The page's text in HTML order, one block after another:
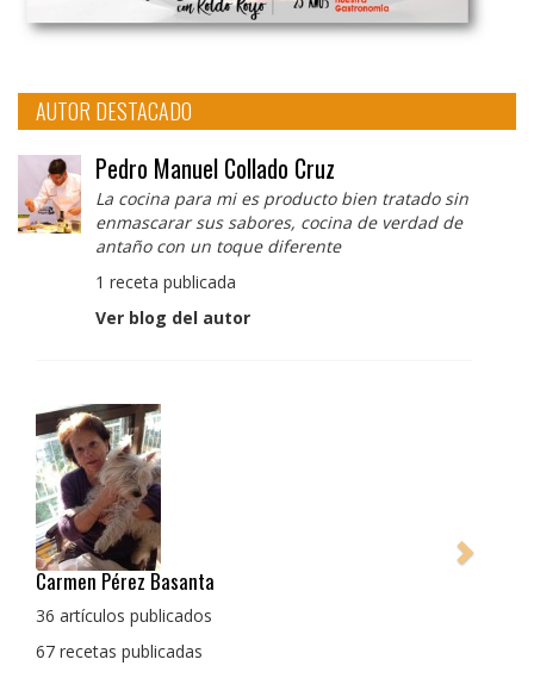
AUTOR DESTACADO
Pedro Manuel Collado Cruz
La cocina para mi es producto bien tratado sin
enmascarar sus sabores, cocina de verdad de
antaño con un toque diferente
1 receta publicada
Ver blog del autor
Pedro Manuel Collado Cruz
La cocina para mi es producto bien tratado sin
con un toque diferente